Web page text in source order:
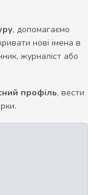
, допомагаємо
нові імена в
журналіст або
профіль, вести